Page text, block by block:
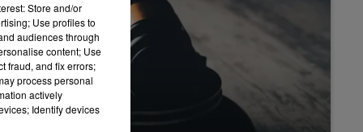
Store and/or
Use profiles to
audiences through
content; Use
fraud, and fix errors;
process personal
actively
Identify devices